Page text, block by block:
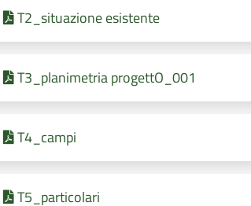
T2_situazione esistente
T3_planimetria progettO_001
T4_campi
T5_particolari